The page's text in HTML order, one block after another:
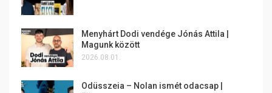
Menyhárt Dodi vendége Jónás Attila |
Magunk között
2026.08.01.
Odüsszeia – Nolan ismét odacsap |